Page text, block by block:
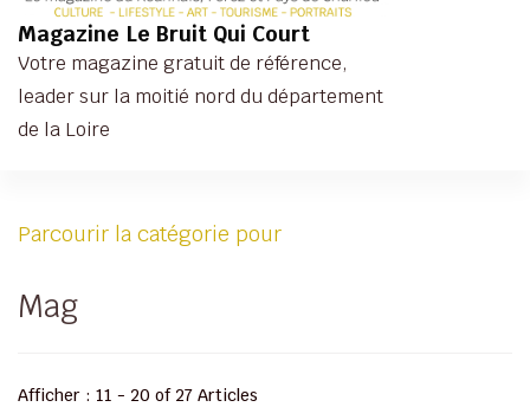
Magazine Le Bruit Qui Court
Votre magazine gratuit de référence,
leader sur la moitié nord du département
de la Loire
Parcourir la catégorie pour
Mag
Afficher : 11 - 20 of 27 Articles